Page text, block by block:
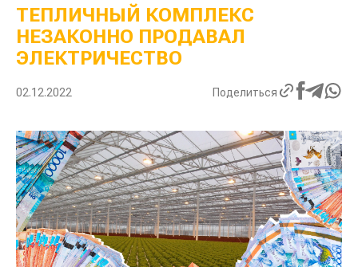
ТЕПЛИЧНЫЙ КОМПЛЕКС
НЕЗАКОННО ПРОДАВАЛ
ЭЛЕКТРИЧЕСТВО
02.12.2022 Поделиться